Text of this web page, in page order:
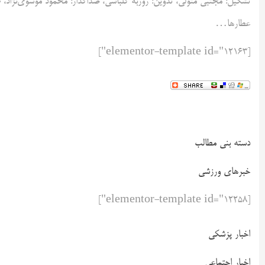
عطارها…
دسته بنی مطالب
خبرهای ورزشی
اخبار پزشکی